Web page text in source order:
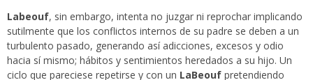
Labeouf, sin embargo, intenta no juzgar ni reprochar implicando
sutilmente que los conflictos internos de su padre se deben a un
turbulento pasado, generando así adicciones, excesos y odio
hacia sí mismo; hábitos y sentimientos heredados a su hijo. Un
ciclo que pareciese repetirse y con un LaBeouf pretendiendo